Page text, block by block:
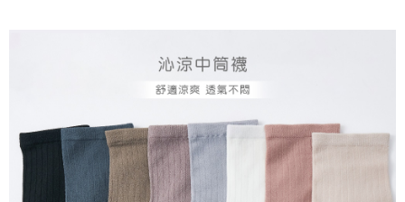
每筆NT$80，滿NT$899(含以上)免運費
每筆NT$80，滿NT$859(含以上)免運費
7-11取貨付款
每筆NT$80，滿NT$899(含以上)免運費